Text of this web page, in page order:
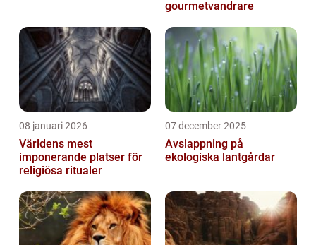
gourmetvandrare
08 januari 2026
Världens mest
imponerande platser för
religiösa ritualer
07 december 2025
Avslappning på
ekologiska lantgårdar